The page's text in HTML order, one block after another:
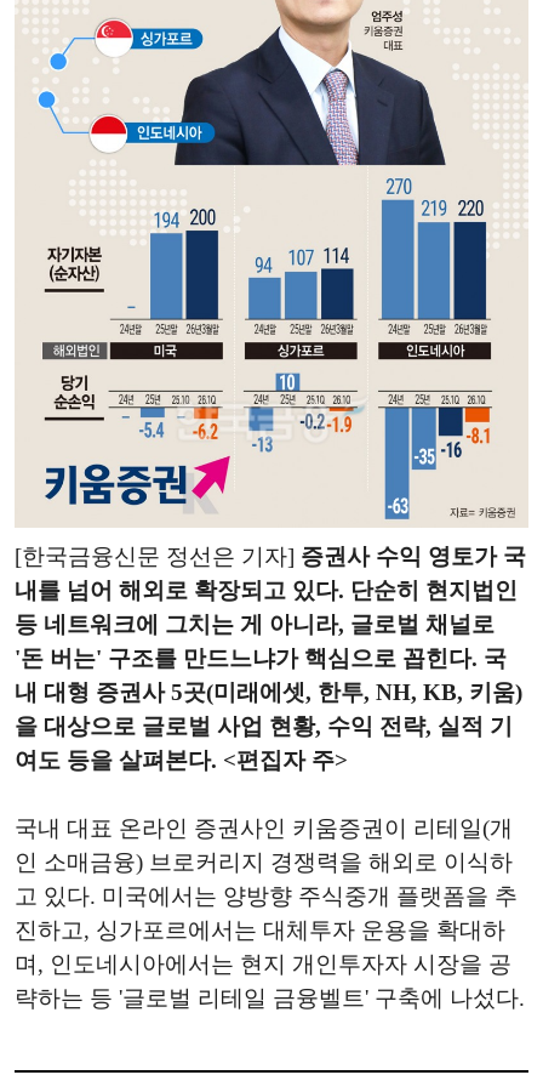
[한국금융신문 정선은 기자] 증권사 수익 영토가 국
내를 넘어 해외로 확장되고 있다. 단순히 현지법인
등 네트워크에 그치는 게 아니라, 글로벌 채널로
'돈 버는' 구조를 만드느냐가 핵심으로 꼽힌다. 국
내 대형 증권사 5곳(미래에셋, 한투, NH, KB, 키움)
을 대상으로 글로벌 사업 현황, 수익 전략, 실적 기
여도 등을 살펴본다. <편집자 주>
국내 대표 온라인 증권사인 키움증권이 리테일(개
인 소매금융) 브로커리지 경쟁력을 해외로 이식하
고 있다. 미국에서는 양방향 주식중개 플랫폼을 추
진하고, 싱가포르에서는 대체투자 운용을 확대하
며, 인도네시아에서는 현지 개인투자자 시장을 공
략하는 등 '글로벌 리테일 금융벨트' 구축에 나섰다.